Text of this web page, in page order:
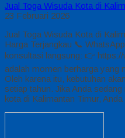
Jual Toga Wisuda Kota di
23 Februari 2026
Jual Toga Wisuda Kota di
Harga Terjangkau 📞
konsultasi langsung: 👉
adalah momen berharga yang
Oleh karena itu, kebutuhan
setiap tahun. Jika Anda
kota di Kalimantan Timur,